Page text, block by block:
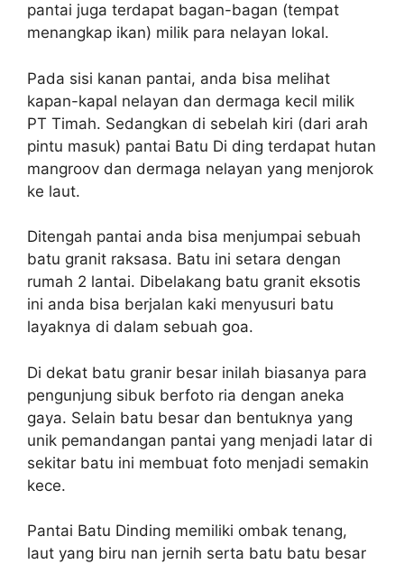
pantai juga terdapat bagan-bagan (tempat
menangkap ikan) milik para nelayan lokal.
Pada sisi kanan pantai, anda bisa melihat
kapan-kapal nelayan dan dermaga kecil milik
PT Timah. Sedangkan di sebelah kiri (dari arah
pintu masuk) pantai Batu Di ding terdapat hutan
mangroov dan dermaga nelayan yang menjorok
ke laut.
Ditengah pantai anda bisa menjumpai sebuah
batu granit raksasa. Batu ini setara dengan
rumah 2 lantai. Dibelakang batu granit eksotis
ini anda bisa berjalan kaki menyusuri batu
layaknya di dalam sebuah goa.
Di dekat batu granir besar inilah biasanya para
pengunjung sibuk berfoto ria dengan aneka
gaya. Selain batu besar dan bentuknya yang
unik pemandangan pantai yang menjadi latar di
sekitar batu ini membuat foto menjadi semakin
kece.
Pantai Batu Dinding memiliki ombak tenang,
laut yang biru nan jernih serta batu batu besar